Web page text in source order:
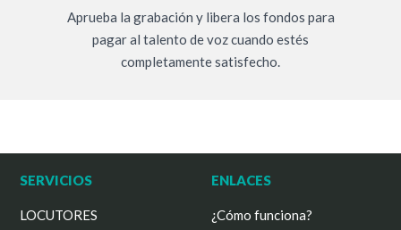
Aprueba la grabación y libera los fondos para
pagar al talento de voz cuando estés
completamente satisfecho.
SERVICIOS
LOCUTORES
ENLACES
¿Cómo funciona?